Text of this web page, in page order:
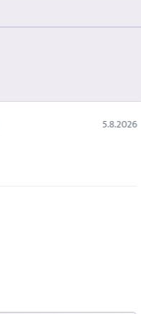
5.8.2026